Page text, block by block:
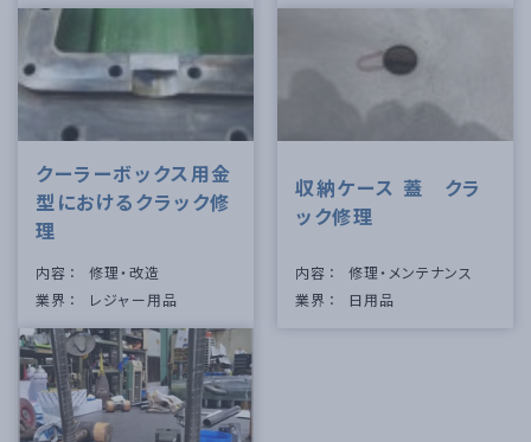
クーラーボックス用金
型におけるクラック修
理
内容
修理・改造
業界
レジャー用品
収納ケース 蓋 クラ
ック修理
内容
修理・メンテナンス
業界
日用品